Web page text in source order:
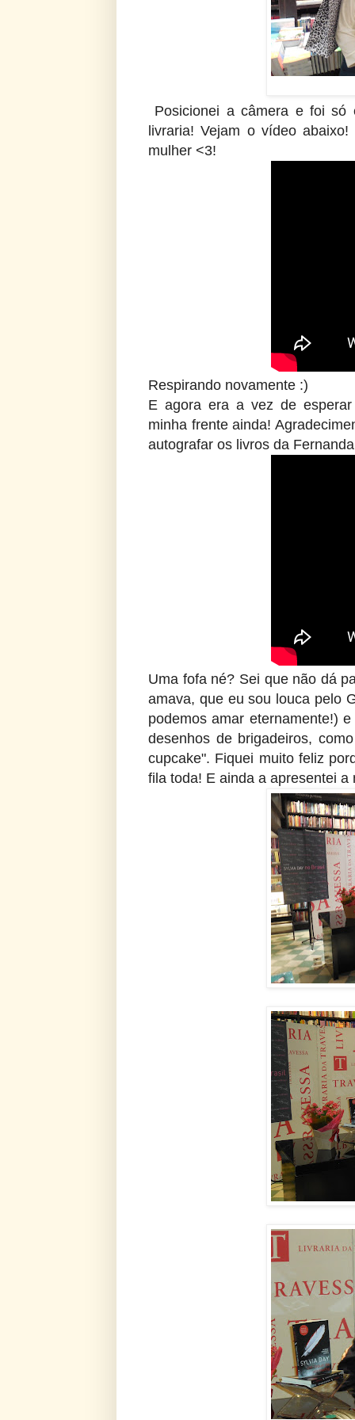
Posicionei a câmera e foi só
livraria! Vejam o vídeo
mulher <3!
Respirando novamente :)
E agora era a vez de
minha frente ainda!
autografar os livros da
Uma fofa né? Sei que não dá
amava, que eu sou louca pelo
podemos amar eternamente!)
desenhos de brigadeiros,
cupcake". Fiquei muito feliz
fila toda! E ainda a apresentei a